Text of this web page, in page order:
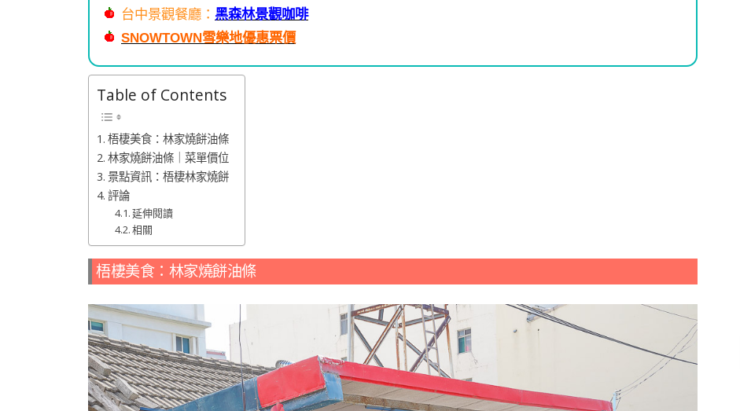
台中景觀餐廳： 黑森林景觀咖啡
SNOWTOWN雪樂地優惠票價
Table of Contents
梧棲美食：林家燒餅油條
林家燒餅油條｜菜單價位
景點資訊：梧棲林家燒餅
評論
延伸閱讀
相關
梧棲美食：林家燒餅油條